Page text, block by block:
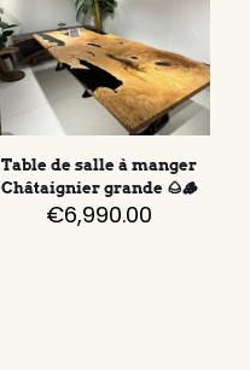
Table de salle à manger
Châtaignier grande 🌰🪵
€6,990.00